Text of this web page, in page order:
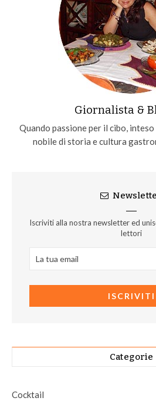
Giornalista &
Quando passione per il cibo,
nobile di storia e cultura
Iscriviti alla nostra newsletter ed
lettori
Categorie
Cocktail